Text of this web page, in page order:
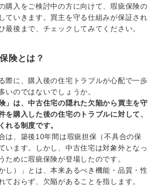
購入をご検討中の方に向けて、瑕疵保険の
ていきます。買主を守る仕組みが保証され
最後まで、チェックしてみてください。
険とは？
際に、購入後の住宅トラブルが心配で一歩
いのではないでしょうか。
」は、中古住宅の隠れた欠陥から買主を守
を購入した後の住宅のトラブルに対して、
れる制度です。
は、築後10年間は瑕疵担保（不具合の保
います。しかし、中古住宅は対象外となっ
ために瑕疵保険が登場したのです。
し）」とは、本来あるべき機能・品質・性
ておらず、欠陥があることを指します。